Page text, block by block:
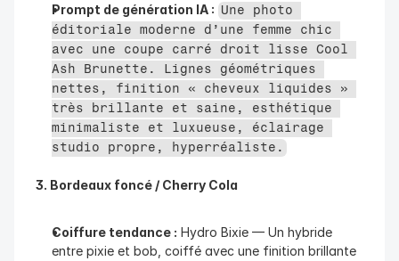
Prompt de génération IA : Une photo
éditoriale moderne d’une femme chic
avec une coupe carré droit lisse Cool
Ash Brunette. Lignes géométriques
nettes, finition « cheveux liquides »
très brillante et saine, esthétique
minimaliste et luxueuse, éclairage
studio propre, hyperréaliste.
3. Bordeaux foncé / Cherry Cola
Coiffure tendance : Hydro Bixie — Un hybride
entre pixie et bob, coiffé avec une finition brillante